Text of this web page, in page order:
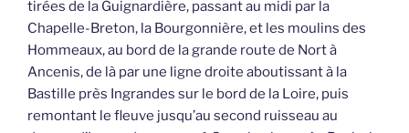
tirées de la Guignardière, passant au midi par la
Chapelle-Breton, la Bourgonnière, et les moulins des
Hommeaux, au bord de la grande route de Nort à
Ancenis, de là par une ligne droite aboutissant à la
Bastille près Ingrandes sur le bord de la Loire, puis
remontant le fleuve jusqu’au second ruisseau au